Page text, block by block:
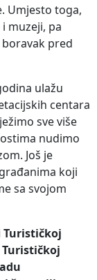
Umjesto toga,
muzeji, pa
pred
ulažu
centara
sve više
nudimo
Još je
koji
sa svojom
Turističkoj
Turističkoj